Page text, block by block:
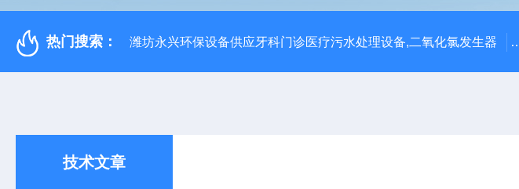
热门搜索： 潍坊永兴环保设备供应牙科门诊医疗污水处理设备,二氧化氯发生器
技术文章